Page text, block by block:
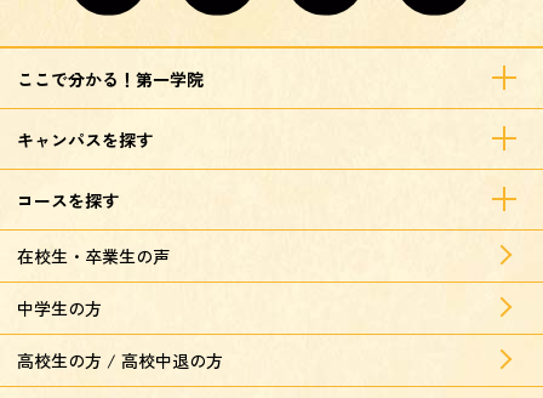
ここで分かる！第一学院
キャンパスを探す
コースを探す
在校生・卒業生の声
中学生の方
高校生の方 / 高校中退の方